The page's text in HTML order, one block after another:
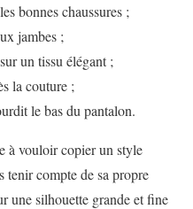
bonnes chaussures ;
jambes ;
un tissu élégant ;
la couture ;
le bas du pantalon.
à vouloir copier un style
tenir compte de sa propre
une silhouette grande et fine